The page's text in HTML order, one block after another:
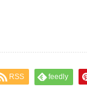
RSS feedly